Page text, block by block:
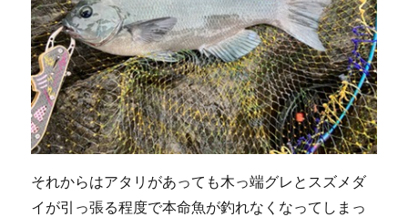
それからはアタリがあっても木っ端グレとスズメダ
イが引っ張る程度で本命魚が釣れなくなってしまっ